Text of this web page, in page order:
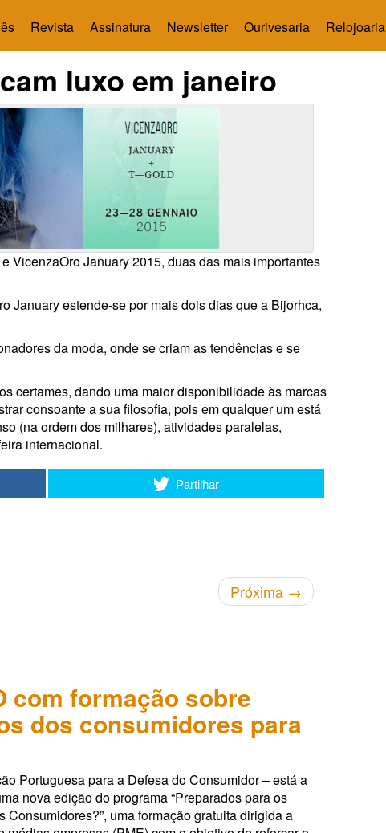
Revista Assinatura Newsletter Ourivesaria Relojoaria
luxo em janeiro
VicenzaOro January 2015, duas das mais importantes
January estende-se por mais dois dias que a Bijorhca,
da moda, onde se criam as tendências e se
certames, dando uma maior disponibilidade às marcas
consoante a sua filosofia, pois em qualquer um está
(na ordem dos milhares), atividades paralelas,
internacional.
Partilhar
Próxima →
com formação sobre
dos consumidores para
Portuguesa para a Defesa do Consumidor – está a
nova edição do programa “Preparados para os
Consumidores?”, uma formação gratuita dirigida a